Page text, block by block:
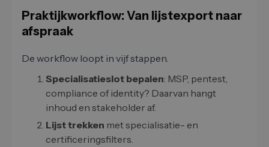
Praktijkworkflow: Van lijstexport naar
afspraak
De workflow loopt in vijf stappen.
Specialisatieslot bepalen: MSP, pentest,
compliance of identity? Daarvan hangt
inhoud en stakeholder af.
Lijst trekken met specialisatie- en
certificeringsfilters.